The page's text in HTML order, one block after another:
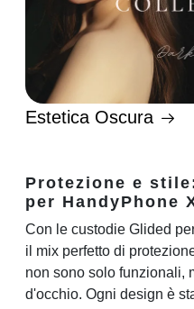
Estetica Oscura
Protezione e
per HandyPhone
Con le custodie Glided
il mix perfetto di
non sono solo funzionali,
d'occhio. Ogni design è